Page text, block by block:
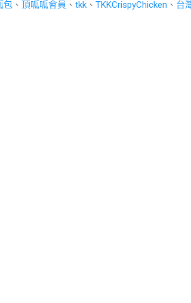
包 、 頂呱呱會員 、 tkk 、 TKKCrispyChicken 、 台